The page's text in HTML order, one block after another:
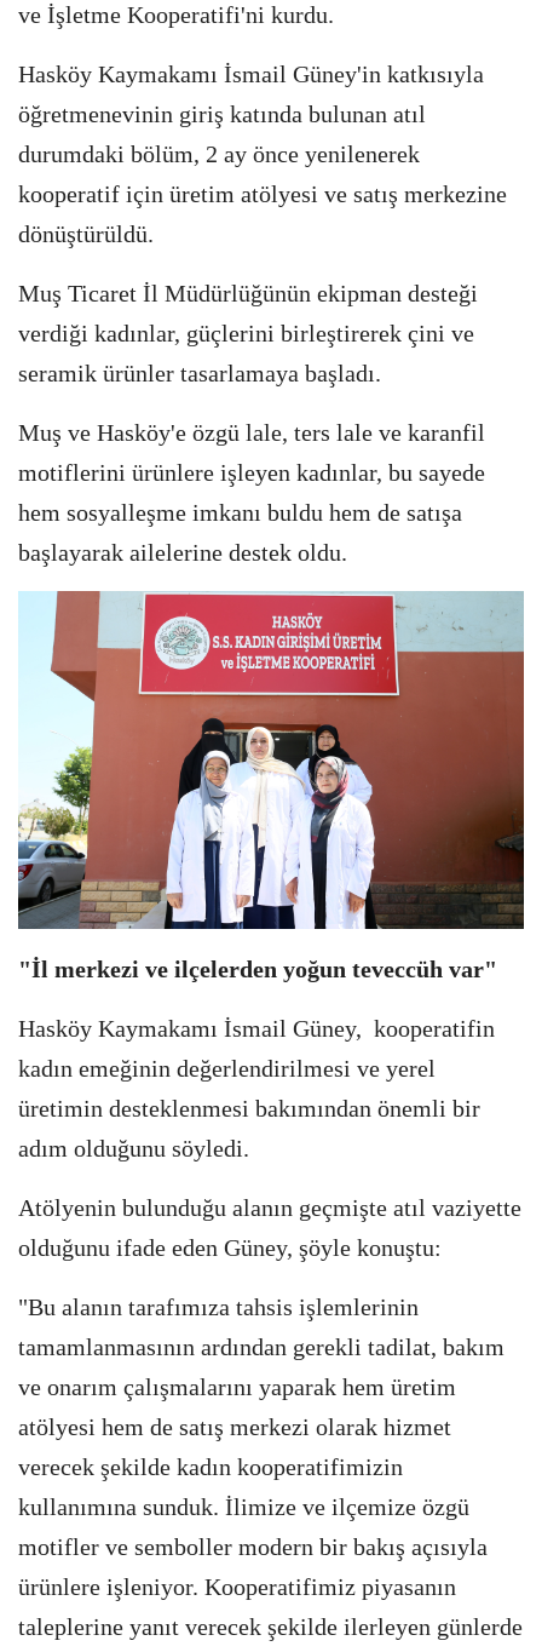
ve İşletme Kooperatifi'ni kurdu.
Hasköy Kaymakamı İsmail Güney'in katkısıyla
öğretmenevinin giriş katında bulunan atıl
durumdaki bölüm, 2 ay önce yenilenerek
kooperatif için üretim atölyesi ve satış merkezine
dönüştürüldü.
Muş Ticaret İl Müdürlüğünün ekipman desteği
verdiği kadınlar, güçlerini birleştirerek çini ve
seramik ürünler tasarlamaya başladı.
Muş ve Hasköy'e özgü lale, ters lale ve karanfil
motiflerini ürünlere işleyen kadınlar, bu sayede
hem sosyalleşme imkanı buldu hem de satışa
başlayarak ailelerine destek oldu.
"İl merkezi ve ilçelerden yoğun teveccüh var"
Hasköy Kaymakamı İsmail Güney, kooperatifin
kadın emeğinin değerlendirilmesi ve yerel
üretimin desteklenmesi bakımından önemli bir
adım olduğunu söyledi.
Atölyenin bulunduğu alanın geçmişte atıl vaziyette
olduğunu ifade eden Güney, şöyle konuştu:
"Bu alanın tarafımıza tahsis işlemlerinin
tamamlanmasının ardından gerekli tadilat, bakım
ve onarım çalışmalarını yaparak hem üretim
atölyesi hem de satış merkezi olarak hizmet
verecek şekilde kadın kooperatifimizin
kullanımına sunduk. İlimize ve ilçemize özgü
motifler ve semboller modern bir bakış açısıyla
ürünlere işleniyor. Kooperatifimiz piyasanın
taleplerine yanıt verecek şekilde ilerleyen günlerde